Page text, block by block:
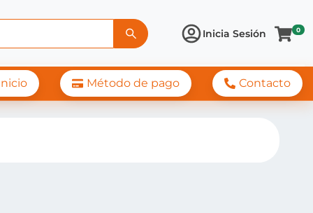
Inicia Sesión 0
Método de pago Contacto